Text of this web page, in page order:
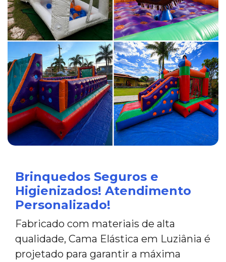
Brinquedos Seguros e
Higienizados! Atendimento
Personalizado!
Fabricado com materiais de alta
qualidade, Cama Elástica em Luziânia é
projetado para garantir a máxima